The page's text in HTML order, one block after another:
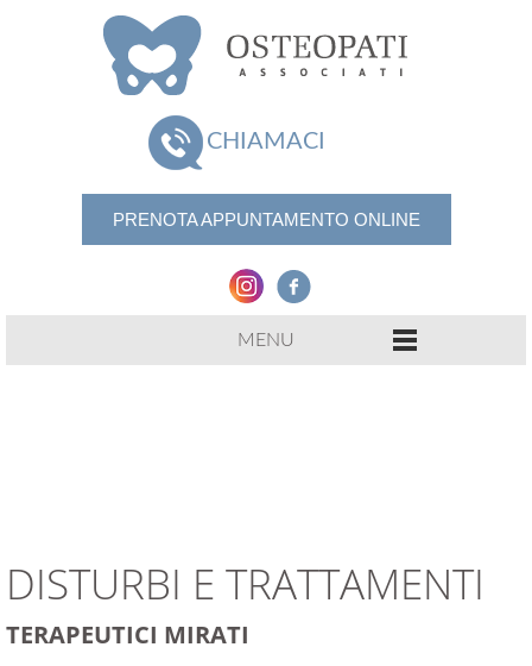
CHIAMACI
PRENOTA APPUNTAMENTO ONLINE
MENU
DISTURBI E TRATTAMENTI
TERAPEUTICI MIRATI